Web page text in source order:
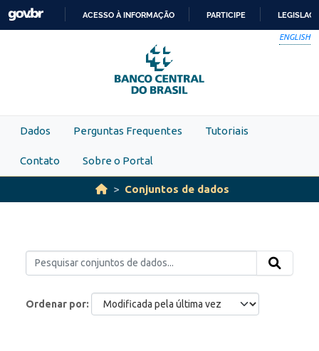
Skip to main content
PARA
O
CONTEÚDO
ACESSO À INFORMAÇÃO PARTICIPE
ENGLISH
Dados Perguntas Frequentes Tutoriais
Contato Sobre o Portal
Conjuntos de dados
Ordenar por